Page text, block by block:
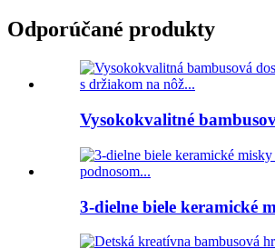
Odporúčané produkty
Vysokokvalitné
3-dielne biele keramické